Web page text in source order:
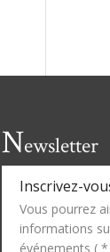
Newsletter
Inscrivez-
Vous pourrez
informations
événements (